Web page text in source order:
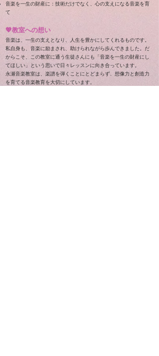
音楽を一生の財産に：技術だけでなく、心の支えになる音楽を育
て
💖教室への想い
音楽は、一生の支えとなり、人生を豊かにしてくれるものです。
私自身も、音楽に励まされ、助けられながら歩んできました。だ
からこそ、この教室に通う生徒さんにも「音楽を一生の財産にし
てほしい」という思いで日々レッスンに向き合っています。
永瀬音楽教室は、楽譜を弾くことにとどまらず、想像力と創造力
を育てる音楽教育を大切にしています。